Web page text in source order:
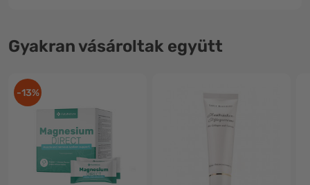
Gyakran vásároltak együtt
-13%